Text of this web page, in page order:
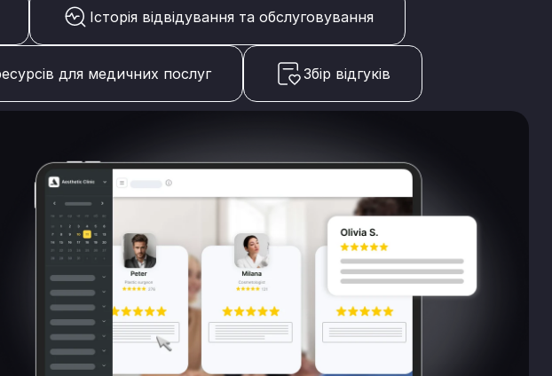
Історія відвідування та обслуговування
для медичних послуг Збір відгуків